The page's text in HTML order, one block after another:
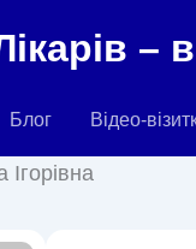
–
Блог Відео-